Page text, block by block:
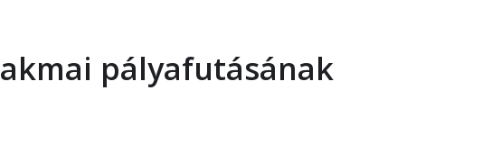
pályafutásának